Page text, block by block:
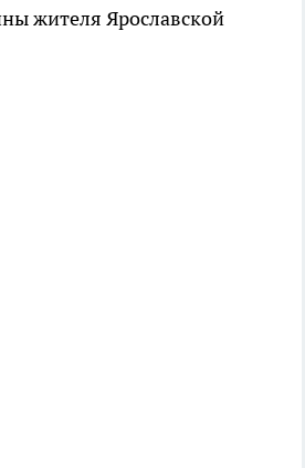
жителя Ярославской